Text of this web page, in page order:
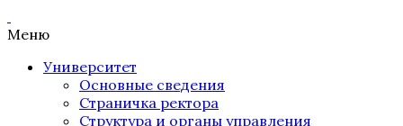
Меню
Университет
Основные сведения
Страничка ректора
Структура и органы управления